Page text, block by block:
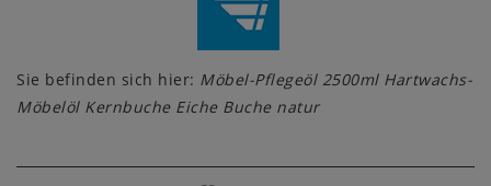
Sie befinden sich hier: Möbel-Pflegeöl 2500ml Hartwachs-
Möbelöl Kernbuche Eiche Buche natur